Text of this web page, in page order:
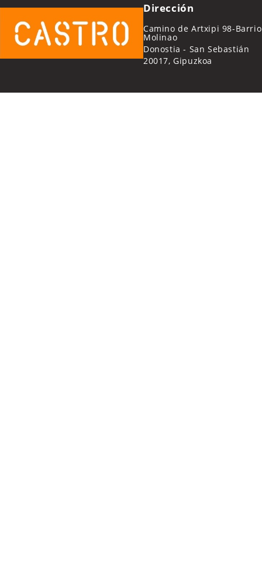
Dirección
Camino de Artxipi 98-Barrio
Molinao
Donostia - San Sebastián
20017, Gipuzkoa